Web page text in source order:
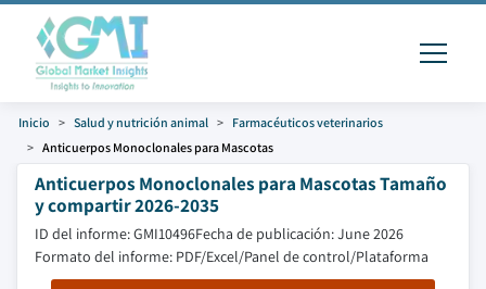
Inicio Salud y nutrición animal
Farmacéuticos veterinarios
Anticuerpos Monoclonales para Mascotas
Anticuerpos Monoclonales para Mascotas Tamaño
y compartir 2026-2035
ID del informe: GMI10496Fecha de publicación: June 2026
Formato del informe: PDF/Excel/Panel de control/Plataforma